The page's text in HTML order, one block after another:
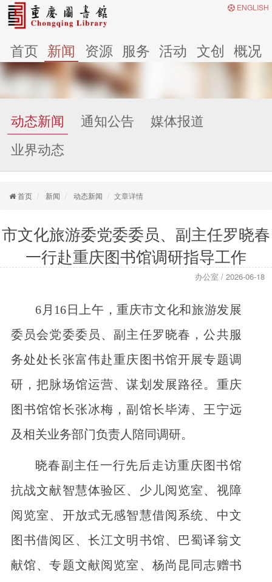
ENGLISH
首页 新闻 资源 服务 活动 文创 概况
动态新闻 通知公告
媒体报道
业界动态
首页 新闻 动态新闻 文章详情
市文化旅游委党委委员、副主任罗晓春
一行赴重庆图书馆调研指导工作
办公室 / 2026-06-18
6月16日上午，重庆市文化和旅游发展
委员会党委委员、副主任罗晓春，公共服
务处处长张富伟赴重庆图书馆开展专题调
研，把脉场馆运营、谋划发展路径。重庆
图书馆馆长张冰梅，副馆长毕涛、王宁远
及相关业务部门负责人陪同调研。
晓春副主任一行先后走访重庆图书馆
抗战文献智慧体验区、少儿阅览室、视障
阅览室、开放式无感智慧借阅系统、中文
图书借阅区、长江文明书馆、巴蜀译翁文
献馆、专题文献阅览室、杨尚昆同志赠书